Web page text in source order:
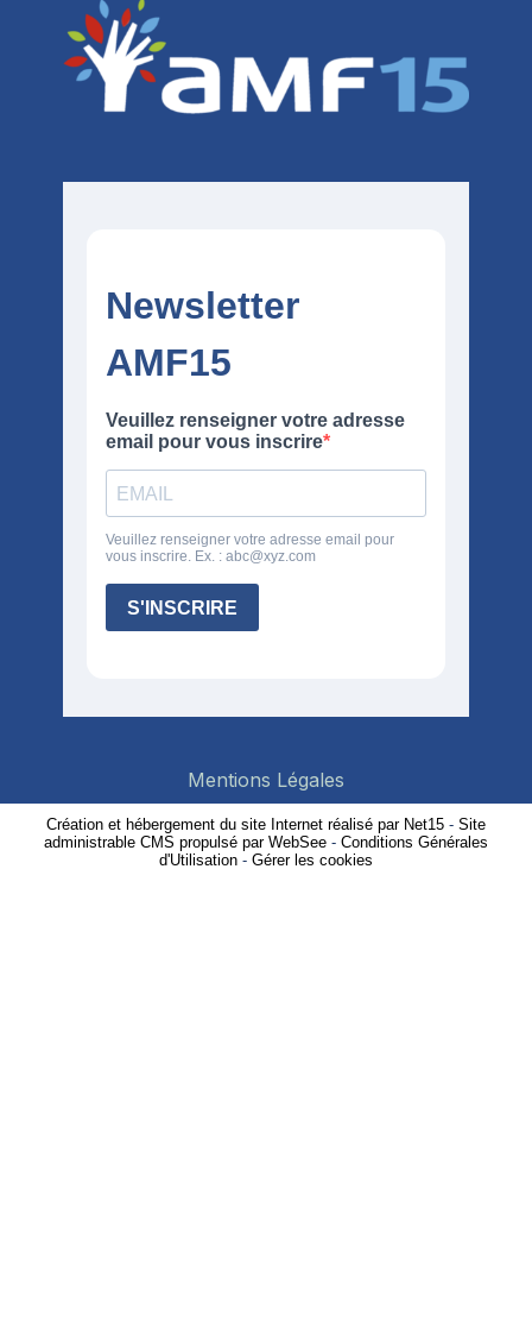
Mentions Légales
Création et hébergement du site Internet réalisé par Net15 - Site
administrable CMS propulsé par WebSee - Conditions Générales
d'Utilisation - Gérer les cookies